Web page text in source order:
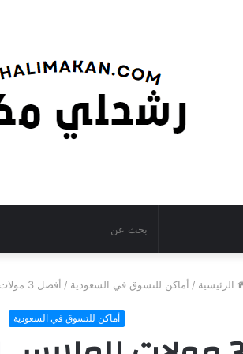
الرئيسية / أماكن للتسوق في السعودية / أفضل 3 مولات للملابس الرجالية بالرياض
أماكن للتسوق في السعودية